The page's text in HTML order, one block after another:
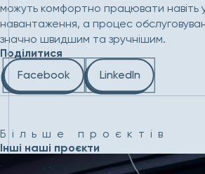
Поділитися
Facebook
LinkedIn
можуть комфортно працювати навіть
навантаження, а процес
значно швидшим та зручнішим.
Більше проєктів
Інші наші проєкти